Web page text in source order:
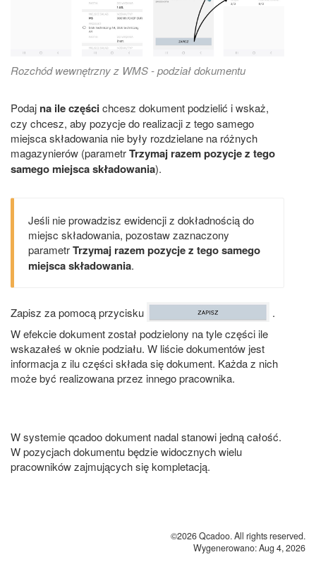
Rozchód wewnętrzny z WMS - podział dokumentu
Podaj na ile częścichcesz dokument podzielić i wskaż,
czy chcesz, aby pozycje do realizacji z tego samego
miejsca składowania nie były rozdzielane na różnych
magazynierów (parametrTrzymaj razem pozycje z tego
samego miejsca składowania).
Jeśli nie prowadzisz ewidencji z dokładnością do
miejsc składowania, pozostaw zaznaczony
parametrTrzymaj razem pozycje z tego samego
miejsca składowania.
Zapisz za pomocą przycisku
.
W efekcie dokument został podzielony na tyle części ile
wskazałeś w oknie podziału. W liście dokumentów jest
informacja z ilu części składa się dokument. Każda z nich
może być realizowana przez innego pracownika.
W systemie qcadoo dokument nadal stanowi jedną całość.
W pozycjach dokumentu będzie widocznych wielu
pracowników zajmujących się kompletacją.
©2026 Qcadoo. All rights reserved.
Wygenerowano: Aug 4, 2026